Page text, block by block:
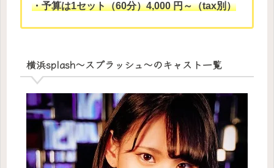
・予算は1セット（60分）4,000 円～（tax別）
横浜splash～スプラッシュ～のキャスト一覧